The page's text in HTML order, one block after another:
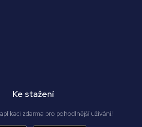
Ke stažení
zdarma pro pohodlnější užívání!